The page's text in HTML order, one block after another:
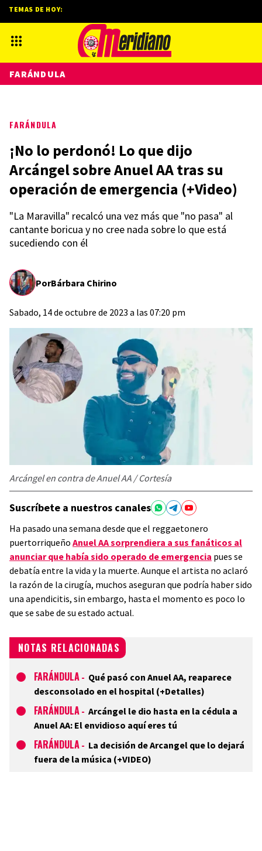
FARÁNDULA
¡No lo perdonó! Lo que dijo
Arcángel sobre Anuel AA tras su
operación de emergencia (+Video)
"La Maravilla" recalcó una vez más que "no pasa" al
cantante boricua y no cree nada sobre lo que está
sucediendo con él
PorBárbara Chirino
Sabado, 14 de octubre de 2023 a las 07:20 pm
Arcángel en contra de Anuel AA / Cortesía
Suscríbete a nuestros canales
Ha pasado una semana desde que el reggaetonero
puertorriqueño Anuel AA sorprendiera a sus fanáticos al
anunciar que había sido operado de emergencia pues se
debatía entre la vida y la muerte. Aunque el artista no aclaró
la razón de la cirugía, muchos aseguran que podría haber sido
una apendicitis, sin embargo, hasta el momento es poco lo
que se sabe de su estado actual.
NOTAS RELACIONADAS
FARÁNDULA - Qué pasó con Anuel AA, reaparece
desconsolado en el hospital (+Detalles)
FARÁNDULA - Arcángel le dio hasta en la cédula a
Anuel AA: El envidioso aquí eres tú
FARÁNDULA - La decisión de Arcangel que lo dejará
fuera de la música (+VIDEO)
TEMAS DE HOY:
FARÁNDULA